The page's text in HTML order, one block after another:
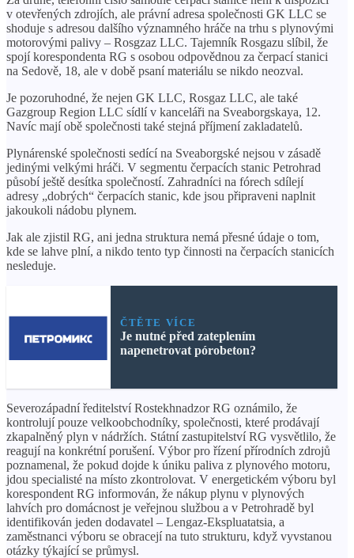
v otevřených zdrojích, ale právní adresa společnosti GK LLC se
shoduje s adresou dalšího významného hráče na trhu s plynovými
motorovými palivy – Rosgzaz LLC. Tajemník Rosgazu slíbil, že
spojí korespondenta RG s osobou odpovědnou za čerpací stanici
na Sedově, 18, ale v době psaní materiálu se nikdo neozval.
Je pozoruhodné, že nejen GK LLC, Rosgaz LLC, ale také
Gazgroup Region LLC sídlí v kanceláři na Sveaborgskaya, 12.
Navíc mají obě společnosti také stejná příjmení zakladatelů.
Plynárenské společnosti sedící na Sveaborgské nejsou v zásadě
jedinými velkými hráči. V segmentu čerpacích stanic Petrohrad
působí ještě desítka společností. Zahradníci na fórech sdílejí
adresy „dobrých“ čerpacích stanic, kde jsou připraveni naplnit
jakoukoli nádobu plynem.
Jak ale zjistil RG, ani jedna struktura nemá přesné údaje o tom,
kde se lahve plní, a nikdo tento typ činnosti na čerpacích stanicích
nesleduje.
ČTĚTE VÍCE
Je nutné před zateplením
napenetrovat pórobeton?
Severozápadní ředitelství Rostekhnadzor RG oznámilo, že
kontrolují pouze velkoobchodníky, společnosti, které prodávají
zkapalněný plyn v nádržích. Státní zastupitelství RG vysvětlilo, že
reagují na konkrétní porušení. Výbor pro řízení přírodních zdrojů
poznamenal, že pokud dojde k úniku paliva z plynového motoru,
jdou specialisté na místo zkontrolovat. V energetickém výboru byl
korespondent RG informován, že nákup plynu v plynových
lahvích pro domácnost je veřejnou službou a v Petrohradě byl
identifikován jeden dodavatel – Lengaz-Ekspluatatsia, a
zaměstnanci výboru se obracejí na tuto strukturu, když vyvstanou
otázky týkající se průmysl.